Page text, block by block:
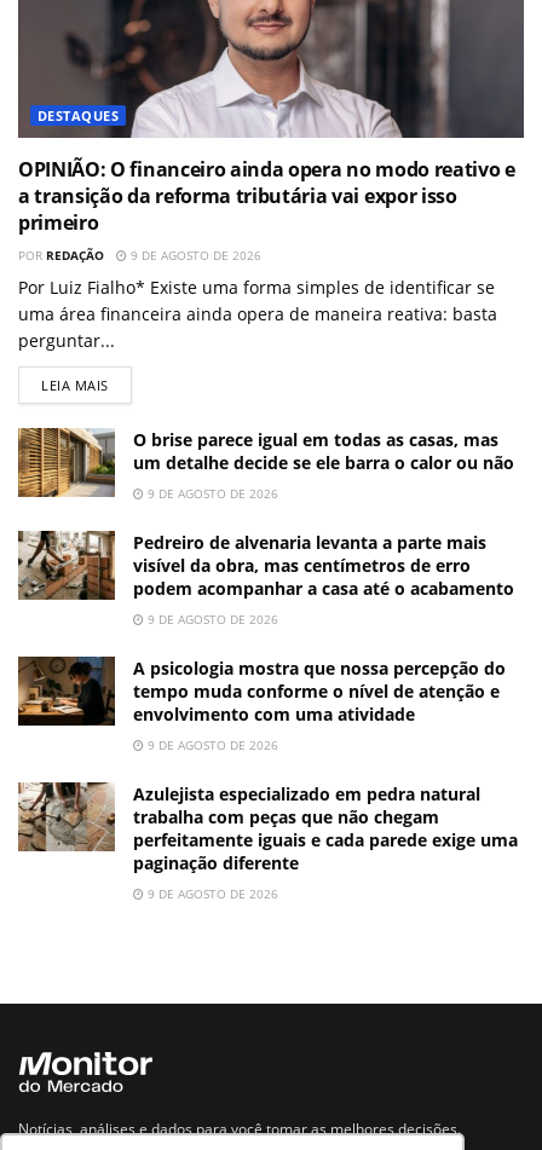
DESTAQUES
OPINIÃO: O financeiro ainda opera no modo reativo e
a transição da reforma tributária vai expor isso
primeiro
POR REDAÇÃO 9 DE AGOSTO DE 2026
Por Luiz Fialho* Existe uma forma simples de identificar se
uma área financeira ainda opera de maneira reativa: basta
perguntar...
LEIA MAIS
O brise parece igual em todas as casas, mas
um detalhe decide se ele barra o calor ou não
9 DE AGOSTO DE 2026
Pedreiro de alvenaria levanta a parte mais
visível da obra, mas centímetros de erro
podem acompanhar a casa até o acabamento
9 DE AGOSTO DE 2026
A psicologia mostra que nossa percepção do
tempo muda conforme o nível de atenção e
envolvimento com uma atividade
9 DE AGOSTO DE 2026
Azulejista especializado em pedra natural
trabalha com peças que não chegam
perfeitamente iguais e cada parede exige uma
paginação diferente
9 DE AGOSTO DE 2026
Notícias, análises e dados para você tomar as melhores decisões.